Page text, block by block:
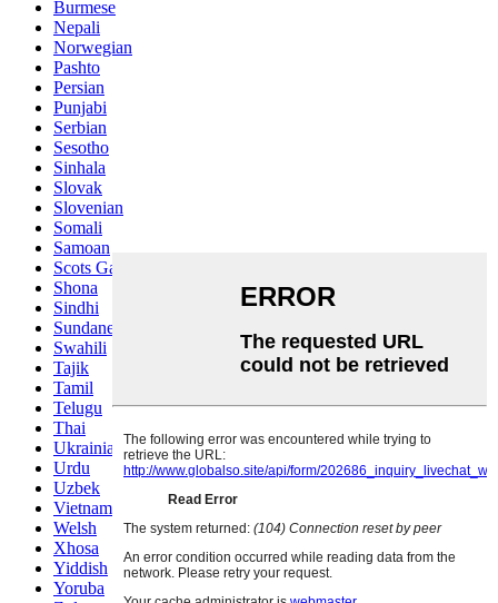
Burmese
Nepali
Norwegian
Pashto
Persian
Punjabi
Serbian
Sesotho
Sinhala
Slovak
Slovenian
Somali
Samoan
Scots Gaelic
Shona
Sindhi
Sundanese
Swahili
Tajik
Tamil
Telugu
Thai
Ukrainian
Urdu
Uzbek
Vietnamese
Welsh
Xhosa
Yiddish
Yoruba